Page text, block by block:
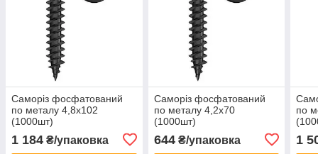
Саморіз фосфатований
по металу 4,8х102
(1000шт)
1 184 ₴/упаковка
Саморіз фосфатований
по металу 4,2х70
(1000шт)
644₴/упаковка
по
1